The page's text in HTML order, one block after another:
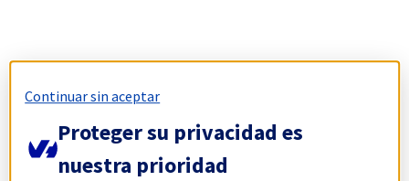
Continuar sin aceptar
Proteger su privacidad es
nuestra prioridad